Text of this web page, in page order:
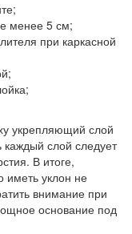
менее 5 см;
при каркасной
укрепляющий слой
каждый слой следует
В итоге,
иметь уклон не
внимание при
основание под